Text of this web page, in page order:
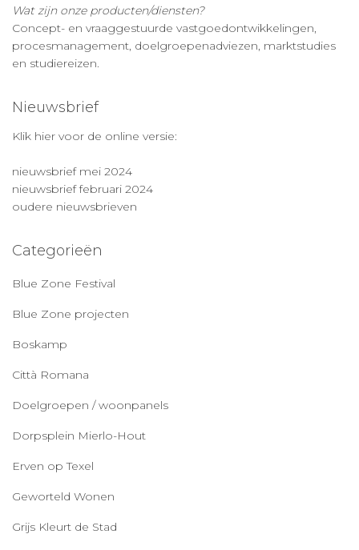
Wat zijn onze producten/diensten?
Concept- en vraaggestuurde vastgoedontwikkelingen,
procesmanagement, doelgroepenadviezen, marktstudies
en studiereizen.
Nieuwsbrief
Klik hier voor de online versie:
nieuwsbrief mei 2024
nieuwsbrief februari 2024
oudere nieuwsbrieven
Categorieën
Blue Zone Festival
Blue Zone projecten
Boskamp
Città Romana
Doelgroepen / woonpanels
Dorpsplein Mierlo-Hout
Erven op Texel
Geworteld Wonen
Grijs Kleurt de Stad